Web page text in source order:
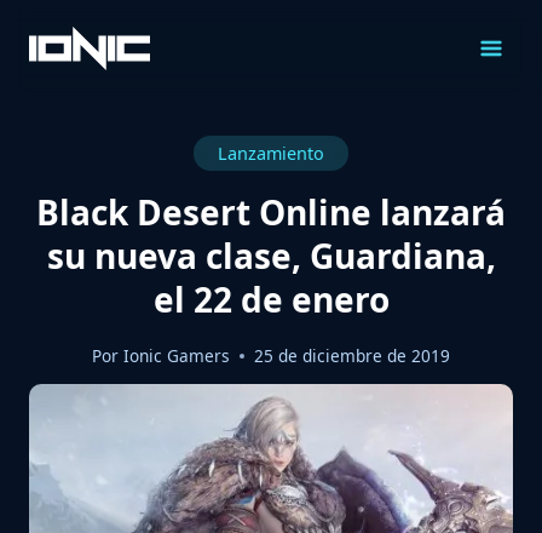
Contenido
Lanzamiento
Black Desert Online lanzará
su nueva clase, Guardiana,
el 22 de enero
Por Ionic Gamers 25 de diciembre de 2019